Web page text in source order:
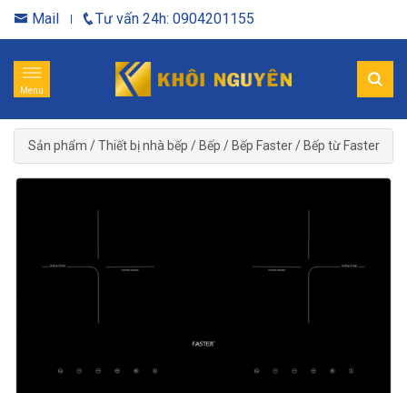
Mail Tư vấn 24h: 0904201155
Menu
Sản phẩm /Thiết bị nhà bếp / Bếp / Bếp Faster/ Bếp từ Faster